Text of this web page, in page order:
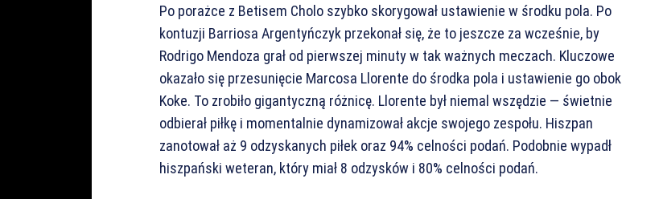
Po porażce z Betisem Cholo szybko skorygował ustawienie w środku pola. Po
kontuzji Barriosa Argentyńczyk przekonał się, że to jeszcze za wcześnie, by
Rodrigo Mendoza grał od pierwszej minuty w tak ważnych meczach. Kluczowe
okazało się przesunięcie Marcosa Llorente do środka pola i ustawienie go obok
Koke. To zrobiło gigantyczną różnicę. Llorente był niemal wszędzie — świetnie
odbierał piłkę i momentalnie dynamizował akcje swojego zespołu. Hiszpan
zanotował aż 9 odzyskanych piłek oraz 94% celności podań. Podobnie wypadł
hiszpański weteran, który miał 8 odzysków i 80% celności podań.